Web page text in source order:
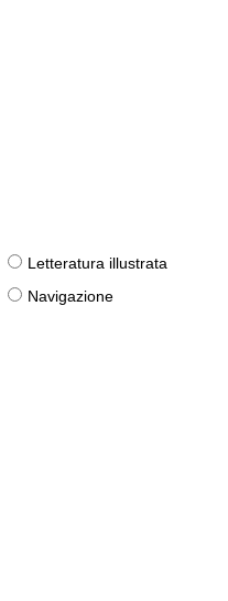
Letteratura illustrata
Navigazione